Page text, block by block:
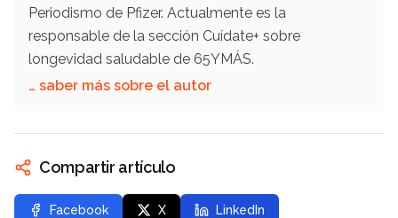
Periodismo de Pfizer. Actualmente es la
responsable de la sección Cuídate+ sobre
longevidad saludable de 65YMÁS.
… saber más sobre el autor
Compartir artículo
Facebook X LinkedIn